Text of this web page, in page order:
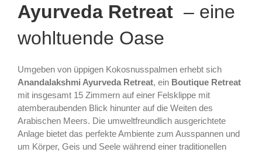
Ayurveda Retreat– eine
wohltuende Oase
Umgeben von üppigen Kokosnusspalmen erhebt sich
Anandalakshmi Ayurveda Retreat, ein Boutique Retreat
mit insgesamt 15 Zimmern auf einer Felsklippe mit
atemberaubenden Blick hinunter auf die Weiten des
Arabischen Meers. Die umweltfreundlich ausgerichtete
Anlage bietet das perfekte Ambiente zum Ausspannen und
um Körper, Geis und Seele während einer traditionellen